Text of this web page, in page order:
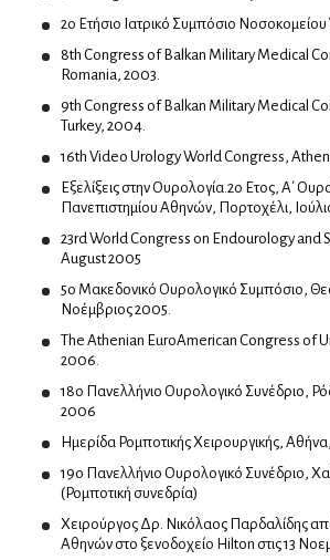
Κλινικοί Υπερτασιολόγοι
Λοιμωξιολόγοι
Ογκολόγοι
Παθολογοανατόμοι
Παιδίατροι
Ανοσολογία
Νεογνολόγοι
Παιδοορθοπαιδικοί
Παιδοχειρουργοί
Πλαστικοί χειρουργοί
Μεταμόσχευση μαλλιών
Πνευμονολόγοι
2ο Ετήσιο Ιατρικό Συμπόσιο
8th Congress of Balkan Military Medical
Romania, 2003.
9th Congress of Balkan Military Medical
Turkey, 2004.
16th Video Urology World Congress,
Εξελίξεις στην Ουρολογία.2ο Ετος, Α΄
Πανεπιστημίου Αθηνών, Πορτοχέλι,
23rd World Congress on Endourology and
August 2005
5o Mακεδονικό Ουρολογικό Συμπόσιο,
Νοέμβριος 2005.
The Athenian EuroAmerican Congress of
2006.
18ο Πανελλήνιο Ουρολογικό Συνέδριο,
2006
Ημερίδα Ρομποτικής Χειρουργικής,
19o Πανελλήνιο Ουρολογικό Συνέδριο,
(Ρομποτική συνεδρία)
Χειρούργος Δρ. Νικόλαος Παρδαλίδης από
Αθηνών στο ξενοδοχείο Ηilton στις 13